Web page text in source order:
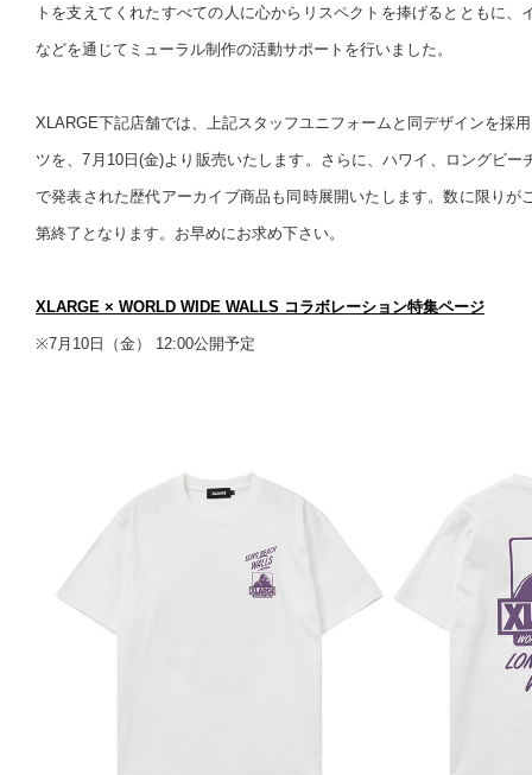
トを支えてくれたすべての人に心からリスペクトを捧げるとともに、
などを通じてミューラル制作の活動サポートを行いました。
XLARGE下記店舗では、上記スタッフユニフォームと同デザインを採
ツを、7月10日(金)より販売いたします。さらに、ハワイ、ロングビー
で発表された歴代アーカイブ商品も同時展開いたします。数に限りが
第終了となります。お早めにお求め下さい。
XLARGE × WORLD WIDE WALLS コラボレーション特集ページ
※7月10日（金） 12:00公開予定